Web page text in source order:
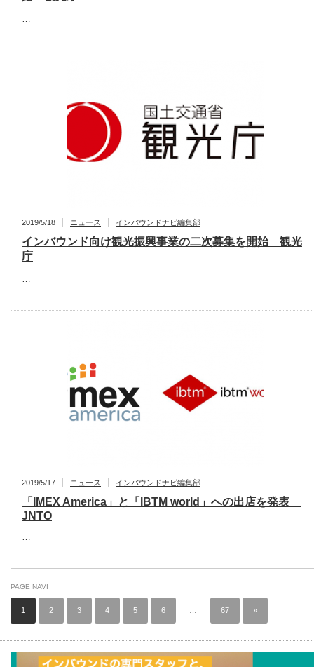
2019/5/18 ニュース インバウンドナビ編集部
インバウンド向け観光振興事業の二次募集を開始 観光
庁
2019/5/17 ニュース インバウンドナビ編集部
「IMEX America」と「IBTM world」への出店を発表
JNTO
PAGE NAVI
1 2 3 4 5 6 67 »